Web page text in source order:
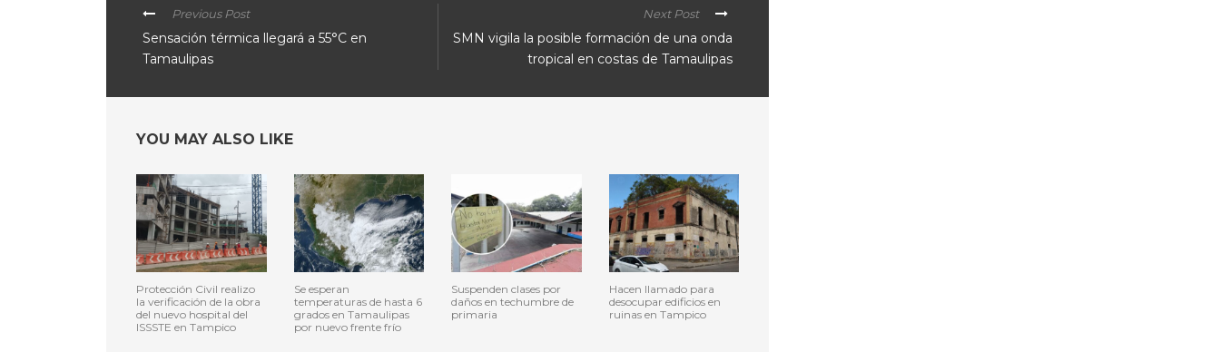
Previous Post
Sensación térmica llegará a 55°C en
Tamaulipas
Next Post
SMN vigila la posible formación de una onda
tropical en costas de Tamaulipas
YOU MAY ALSO LIKE
Protección Civil realizo
la verificación de la obra
del nuevo hospital del
ISSSTE en Tampico
Se esperan
temperaturas de hasta 6
grados en Tamaulipas
por nuevo frente frío
Suspenden clases por
daños en techumbre de
primaria
Hacen llamado para
desocupar edificios en
ruinas en Tampico